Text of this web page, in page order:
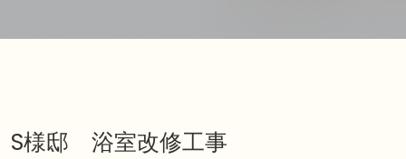
S様邸 浴室改修工事